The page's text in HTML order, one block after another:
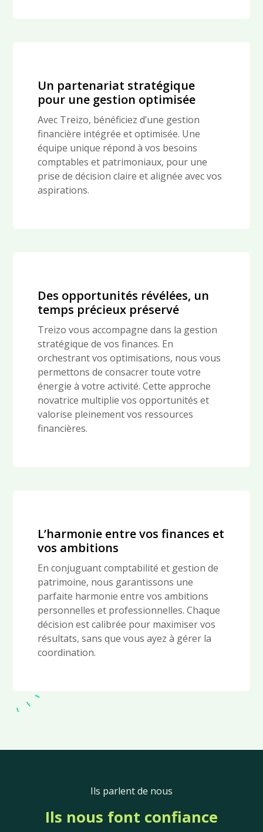
Un partenariat stratégique
pour une gestion optimisée
Avec Treizo, bénéficiez d’une gestion
financière intégrée et optimisée. Une
équipe unique répond à vos besoins
comptables et patrimoniaux, pour une
prise de décision claire et alignée avec vos
aspirations.
L’harmonie entre vos finances et
vos ambitions
En conjuguant comptabilité et gestion de
patrimoine, nous garantissons une
parfaite harmonie entre vos ambitions
personnelles et professionnelles. Chaque
décision est calibrée pour maximiser vos
résultats, sans que vous ayez à gérer la
coordination.
Des opportunités révélées, un
temps précieux préservé
Treizo vous accompagne dans la gestion
stratégique de vos finances. En
orchestrant vos optimisations, nous vous
permettons de consacrer toute votre
énergie à votre activité. Cette approche
novatrice multiplie vos opportunités et
valorise pleinement vos ressources
financières.
Ils parlent de nous
Ils nous font confiance